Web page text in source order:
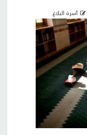
أسرة البلاغ